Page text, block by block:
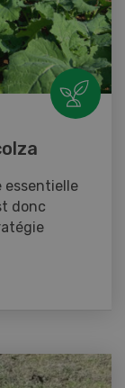
essentielle
donc